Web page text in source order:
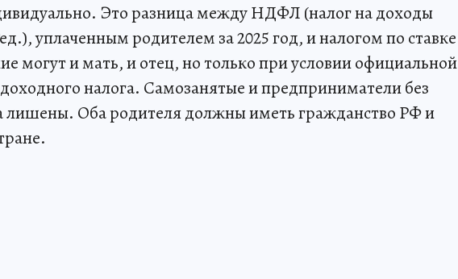
Это разница между НДФЛ (налог на доходы
уплаченным родителем за 2025 год, и налогом по ставке
могут и мать, и отец, но только при условии официальной
налога. Самозанятые и предприниматели без
Оба родителя должны иметь гражданство РФ и